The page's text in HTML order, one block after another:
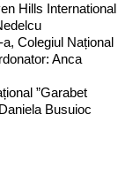
Hills International
Colegiul Național
Anca
”Garabet
Busuioc